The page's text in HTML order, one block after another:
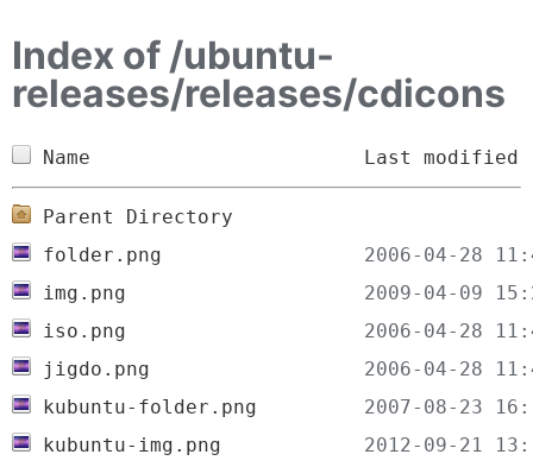
Index of /ubuntu-
releases/releases/cdicons
Name Last modified
Parent Directory
folder.png
img.png
iso.png
jigdo.png
kubuntu-folder.png
kubuntu-img.png